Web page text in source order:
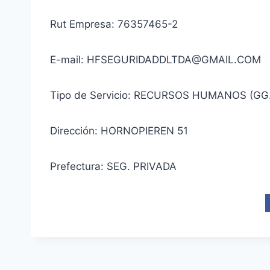
Rut Empresa: 76357465-2
E-mail: HFSEGURIDADDLTDA@GMAIL.COM
Tipo de Servicio: RECURSOS HUMANOS
Dirección: HORNOPIEREN 51
Prefectura: SEG. PRIVADA